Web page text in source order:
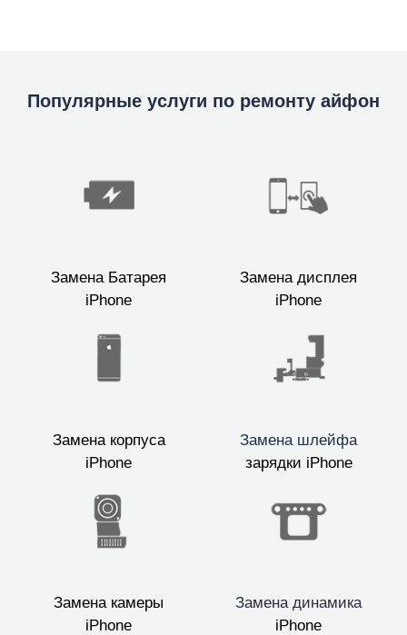
Популярные услуги по ремонту айфон
Замена Батарея
iPhone
Замена дисплея
iPhone
Замена корпуса
iPhone
Замена шлейфа
зарядки iPhone
Замена камеры
iPhone
Замена динамика
iPhone